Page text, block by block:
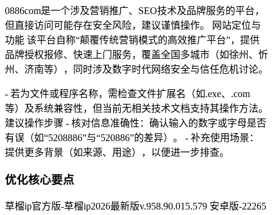
0886com是一个涉及营销推广、SEO技术及品牌服务的平台，
但直接访问可能存在安全风险，建议谨慎操作。 网站定位与
功能 该平台自称“颠覆传统营销模式的高效推广平台”，提供
品牌授权报修、快速上门服务，覆盖全国多城市（如徐州、忻
州、济南等），同时涉及数字时代网络安全与信任危机讨论。
- 若为文件或程序名称，需检查文件扩展名（如.exe、.com
等）及系统兼容性，但当前无相关技术文档支持其操作方法。
建议操作步骤 - 核对信息准确性：确认输入的数字或字母是否
有误（如“5208886”与“520886”的差异）。 - 补充使用场景：
提供更多背景（如来源、用途），以便进一步排查。
优化核心要点
草榴ip官方版-草榴ip2026最新版v.958.90.015.579 安卓版-22265